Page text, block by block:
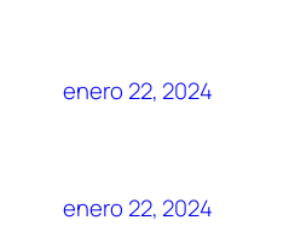
enero 22, 2024
enero 22, 2024